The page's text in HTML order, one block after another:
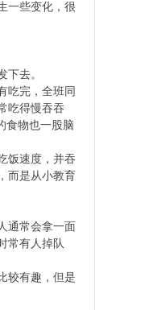
一些变化，很
去。
吃完，全班同
吃得慢吞吞
食物也一股脑
饭速度，并吞
而是从小教育
通常会拿一面
常有人掉队
较有趣，但是